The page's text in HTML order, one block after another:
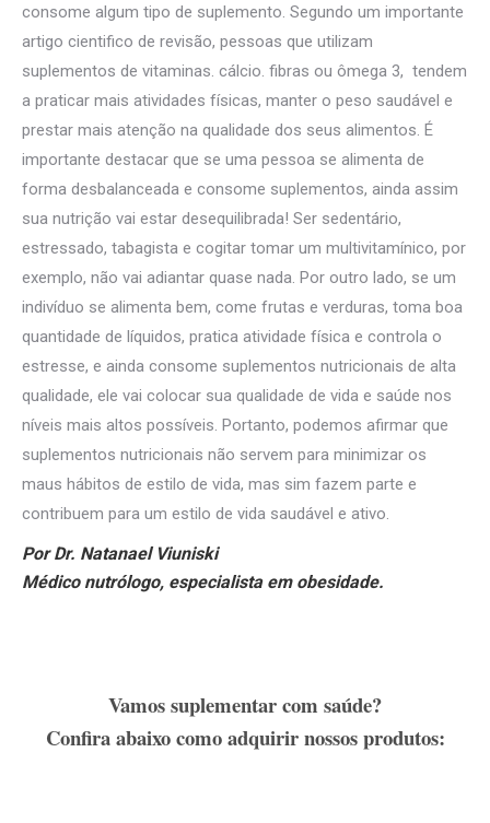
consome algum tipo de suplemento. Segundo um importante
artigo cientifico de revisão, pessoas que utilizam
suplementos de vitaminas. cálcio. fibras ou ômega 3, tendem
a praticar mais atividades físicas, manter o peso saudável e
prestar mais atenção na qualidade dos seus alimentos. É
importante destacar que se uma pessoa se alimenta de
forma desbalanceada e consome suplementos, ainda assim
sua nutrição vai estar desequilibrada! Ser sedentário,
estressado, tabagista e cogitar tomar um multivitamínico, por
exemplo, não vai adiantar quase nada. Por outro lado, se um
indivíduo se alimenta bem, come frutas e verduras, toma boa
quantidade de líquidos, pratica atividade física e controla o
estresse, e ainda consome suplementos nutricionais de alta
qualidade, ele vai colocar sua qualidade de vida e saúde nos
níveis mais altos possíveis. Portanto, podemos afirmar que
suplementos nutricionais não servem para minimizar os
maus hábitos de estilo de vida, mas sim fazem parte e
contribuem para um estilo de vida saudável e ativo.
Por Dr. Natanael Viuniski
Médico nutrólogo, especialista em obesidade.
Vamos suplementar com saúde?
Confira abaixo como adquirir nossos produtos: